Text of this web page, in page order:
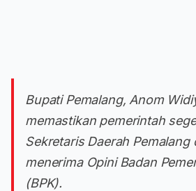
Bupati Pemalang, Anom
memastikan pemerintah
Sekretaris Daerah
menerima Opini Badan
(BPK).